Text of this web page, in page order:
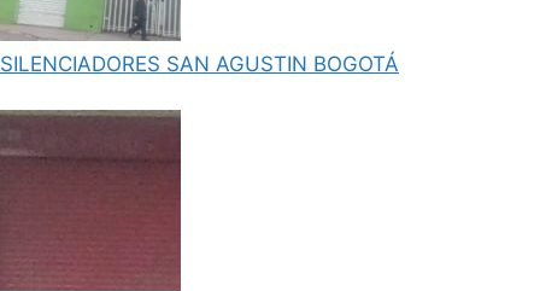
SILENCIADORES SAN AGUSTIN BOGOTÁ